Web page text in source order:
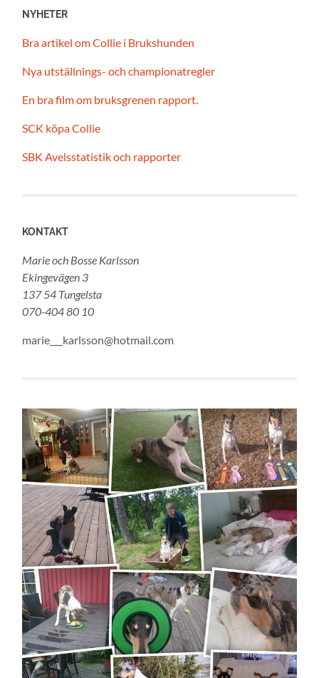
NYHETER
Bra artikel om Collie i Brukshunden
Nya utställnings- och championatregler
En bra film om bruksgrenen rapport.
SCK köpa Collie
SBK Avelsstatistik och rapporter
KONTAKT
Marie och Bosse Karlsson
Ekingevägen 3
137 54 Tungelsta
070-404 80 10
marie___karlsson@hotmail.com